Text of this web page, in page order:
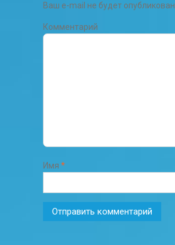
Ваш e-mail не будет опубликован.
Комментарий
Имя *